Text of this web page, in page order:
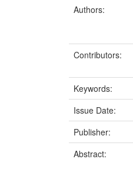
Authors:
Contributors:
Keywords:
Issue Date:
Publisher:
Abstract: